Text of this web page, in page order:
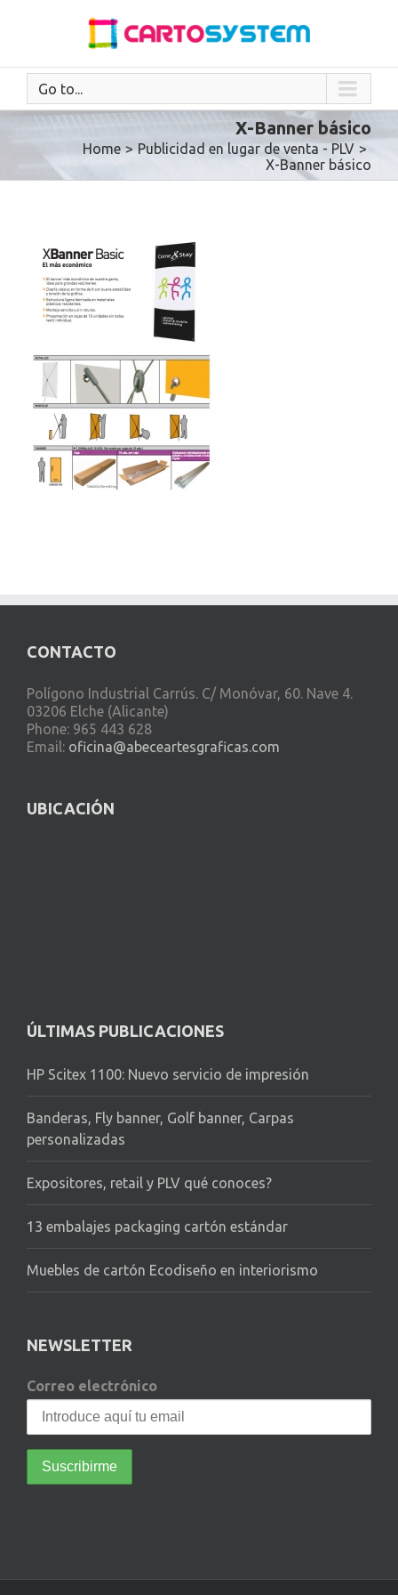
Go to...
X-Banner básico
Home > Publicidad en lugar de venta - PLV >
X-Banner básico
CONTACTO
Polígono Industrial Carrús. C/ Monóvar, 60. Nave 4.
03206 Elche (Alicante)
Phone: 965 443 628
Email: oficina@abeceartesgraficas.com
UBICACIÓN
ÚLTIMAS PUBLICACIONES
HP Scitex 1100: Nuevo servicio de impresión
Banderas, Fly banner, Golf banner, Carpas
personalizadas
Expositores, retail y PLV qué conoces?
13 embalajes packaging cartón estándar
Muebles de cartón Ecodiseño en interiorismo
NEWSLETTER
Correo electrónico